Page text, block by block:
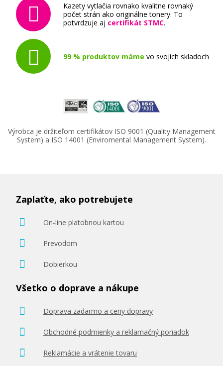
Kazety vytlačia rovnako kvalitne rovnaký
počet strán ako originálne tonery. To
potvrdzuje aj certifikát STMC.
99 % produktov máme vo svojich skladoch
Výrobca je držiteľom certifikátov ISO 9001 (Quality Management
System) a ISO 14001 (Enviromental Management System).
Zaplaťte, ako potrebujete
On-line platobnou kartou
Prevodom
Dobierkou
Všetko o doprave a nákupe
Doprava zadarmo a ceny dopravy
Obchodné podmienky a reklamačný poriadok
Reklamácie a vrátenie tovaru